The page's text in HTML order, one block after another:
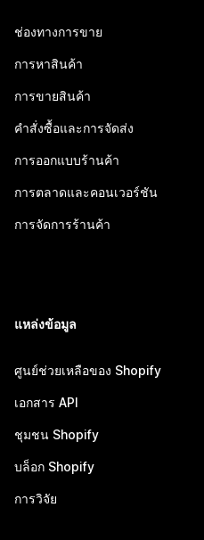
ช่องทางการขาย
การหาสินค้า
การขายสินค้า
คำสั่งซื้อและการจัดส่ง
การออกแบบร้านค้า
การตลาดและคอนเวอร์ชัน
การจัดการร้านค้า
แหล่งข้อมูล
ศูนย์ช่วยเหลือของ Shopify
เอกสาร API
ชุมชน Shopify
บล็อก Shopify
การวิจัย